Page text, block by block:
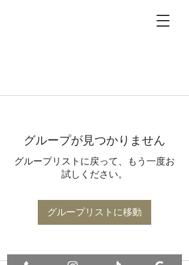
グループが見つかりません
グループリストに戻って、もう一度お
試しください。
グループリストに移動